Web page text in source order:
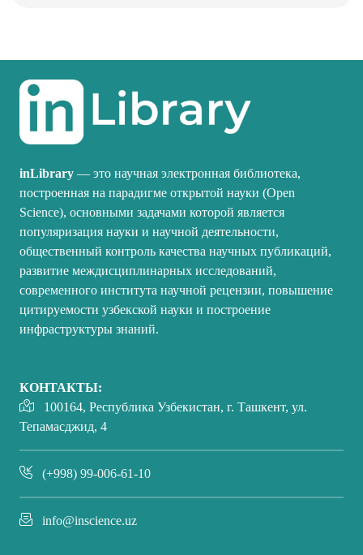
inLibrary — это научная электронная библиотека,
построенная на парадигме открытой науки (Open
Science), основными задачами которой является
популяризация науки и научной деятельности,
общественный контроль качества научных публикаций,
развитие междисциплинарных исследований,
современного института научной рецензии, повышение
цитируемости узбекской науки и построение
инфраструктуры знаний.
КОНТАКТЫ:
100164, Республика Узбекистан, г. Ташкент, ул.
Тепамасджид, 4
(+998) 99-006-61-10
info@inscience.uz